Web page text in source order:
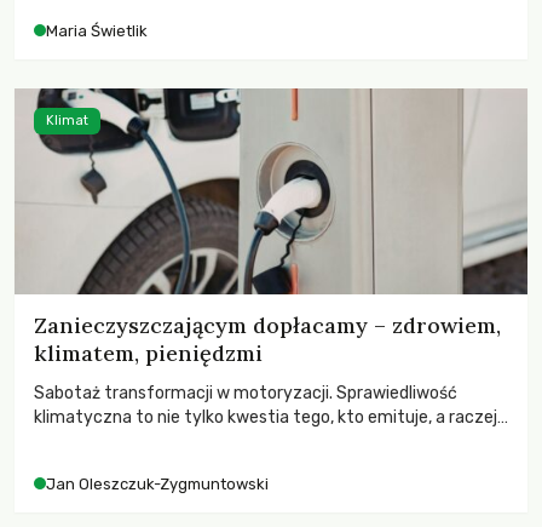
Maria Świetlik
Zanieczyszczającym dopłacamy – zdrowiem,
klimatem, pieniędzmi
Sabotaż transformacji w motoryzacji. Sprawiedliwość
klimatyczna to nie tylko kwestia tego, kto emituje, a raczej
Jan Oleszczuk-Zygmuntowski
Klimat